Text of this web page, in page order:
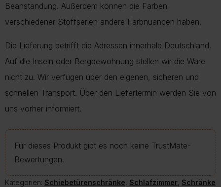
Beanstandung. Außerdem können die Farben
verschiedener Stoffserien andere Farbnuancen haben.
Die Lieferung betrifft die Adressen innerhalb Deutschland.
Auf die Inseln oder Bergbewohnung stellen wir die Ware
nicht zu. Wir verfügen über den eigenen, sicheren und
schnellen Transport. Über den Liefertermin werden Sie von
uns vorher informiert.
Für dieses Produkt gibt es noch keine TrustMate-
Bewertungen.
Kategorien: Schiebetürenschränke, Schlafzimmer, Schränke